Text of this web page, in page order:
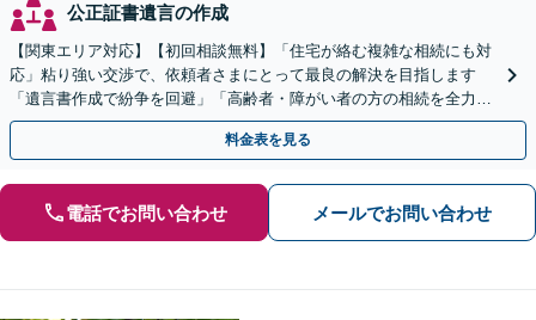
公正証書遺言の作成
【関東エリア対応】【初回相談無料】「住宅が絡む複雑な相続にも対
応」粘り強い交渉で、依頼者さまにとって最良の解決を目指します
「遺言書作成で紛争を回避」「高齢者・障がい者の方の相続を全力サ
ポート」【全国出張】【完全個室制】【バリアフリー対応】
料金表を見る
電話でお問い合わせ メールでお問い合わせ